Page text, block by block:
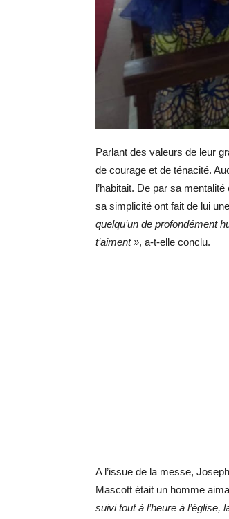
Parlant des valeurs de leur
de courage et de ténacité.
l’habitait. De par sa
sa simplicité ont fait de lui
quelqu’un de profondément
t’aiment », a-t-elle conclu.
A l’issue de la messe,
Mascott était un homme
suivi tout à l’heure à